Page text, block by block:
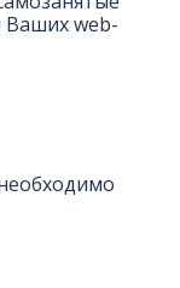
Ваших web-